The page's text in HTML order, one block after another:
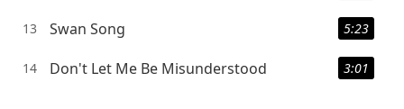
13 Swan Song 5:23
14 Don't Let Me Be Misunderstood 3:01